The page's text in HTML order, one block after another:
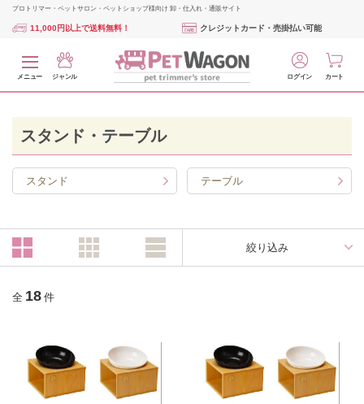
プロトリマー・ペットサロン・ペットショップ様向け 卸・仕入れ・通販サイト
11,000円以上で送料無料！ クレジットカード・売掛払い可能
メニュー ジャンル ログイン カート
スタンド・テーブル
スタンド テーブル
絞り込み
全 18 件